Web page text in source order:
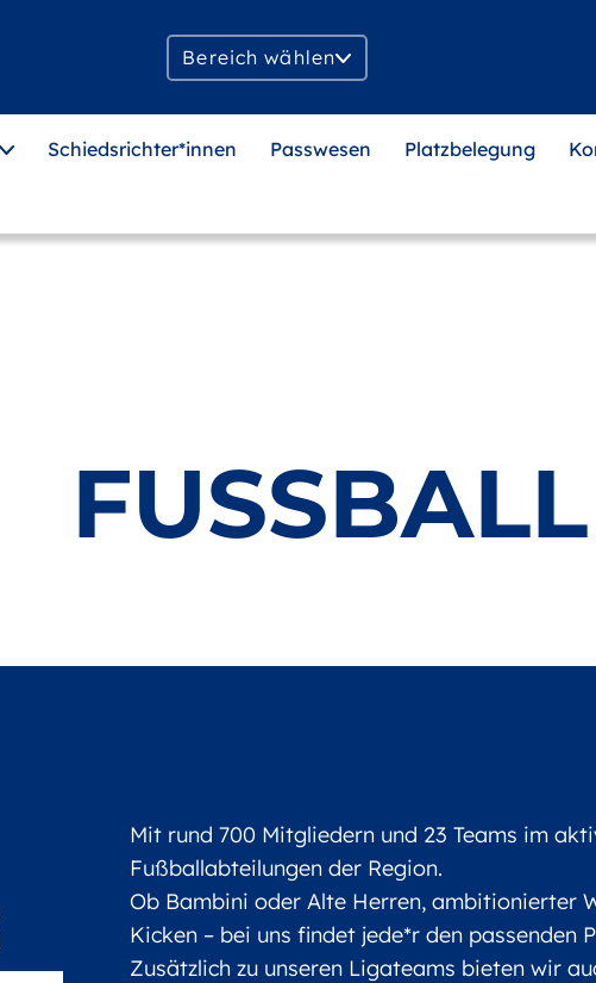
Bereich wählen
Schiedsrichter*innen Passwesen Platzbelegung
FUSSBALL
Mit rund 700 Mitgliedern und 23 Teams im
Fußballabteilungen der Region.
Ob Bambini oder Alte Herren, ambitionierter
Kicken – bei uns findet jede*r den passenden
Zusätzlich zu unseren Ligateams bieten wir